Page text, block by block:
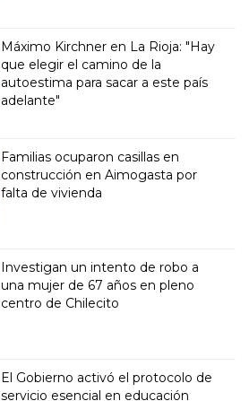
Máximo Kirchner en La Rioja: "Hay
que elegir el camino de la
autoestima para sacar a este país
adelante"
Familias ocuparon casillas en
construcción en Aimogasta por
falta de vivienda
Investigan un intento de robo a
una mujer de 67 años en pleno
centro de Chilecito
El Gobierno activó el protocolo de
servicio esencial en educación